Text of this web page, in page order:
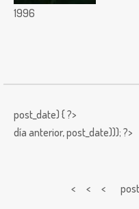
1996
post_date) { ?>
día anterior,post_date))); ?>
< < <